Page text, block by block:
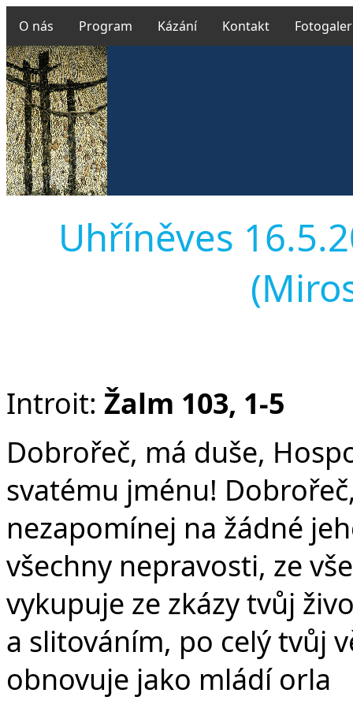
O nás Program Kázání Kontakt
Uhříněves
Introit: Žalm 103, 1-5
Dobrořeč, má duše,
svatému jménu!
nezapomínej na žádné
všechny nepravosti, ze
vykupuje ze zkázy tvůj
a slitováním, po celý tvůj
obnovuje jako mládí orla